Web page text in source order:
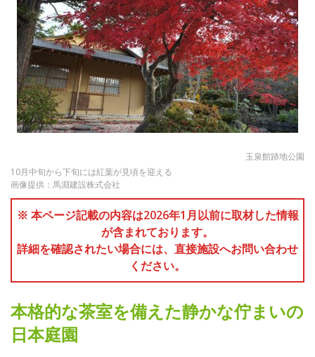
玉泉館跡地公園
10月中旬から下旬には紅葉が見頃を迎える
画像提供：馬淵建設株式会社
※ 本ページ記載の内容は2026年1月以前に取材した情報
が含まれております。
詳細を確認されたい場合には、直接施設へお問い合わせ
ください。
本格的な茶室を備えた静かな佇まいの
日本庭園